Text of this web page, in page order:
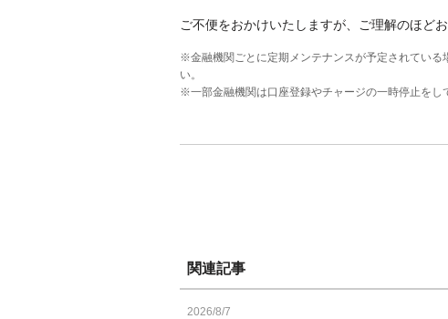
ご不便をおかけいたしますが、ご理解のほどお
※金融機関ごとに定期メンテナンスが予定されている
い。
※一部金融機関は口座登録やチャージの一時停止をし
関連記事
2026/8/7